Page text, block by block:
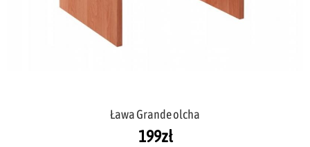
Ława Grande olcha
199zł